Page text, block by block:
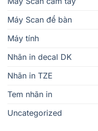
Máy Scan để bàn
Máy tính
Nhãn in decal DK
Nhãn in TZE
Tem nhãn in
Uncategorized